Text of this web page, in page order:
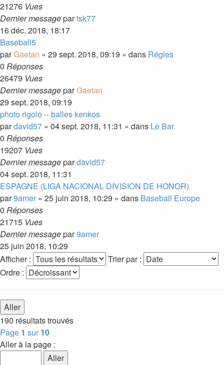
21276 Vues
Dernier messagepartsk77
16 déc. 2018, 18:17
Baseball5
parGaetan » 29 sept. 2018, 09:19 » dans Régles
0 Réponses
26479 Vues
Dernier messageparGaetan
29 sept. 2018, 09:19
photo rigolo -- balles kenkos
pardavid57 » 04 sept. 2018, 11:31 » dans Le Bar
0 Réponses
19207 Vues
Dernier messagepardavid57
04 sept. 2018, 11:31
ESPAGNE (LIGA NACIONAL DIVISION DE HONOR)
par9amer » 25 juin 2018, 10:29 » dans Baseball Europe
0 Réponses
21715 Vues
Dernier messagepar9amer
25 juin 2018, 10:29
Afficher :
Trier par :
Ordre :
190 résultats trouvés
Page 1 sur 10
Aller à la page :